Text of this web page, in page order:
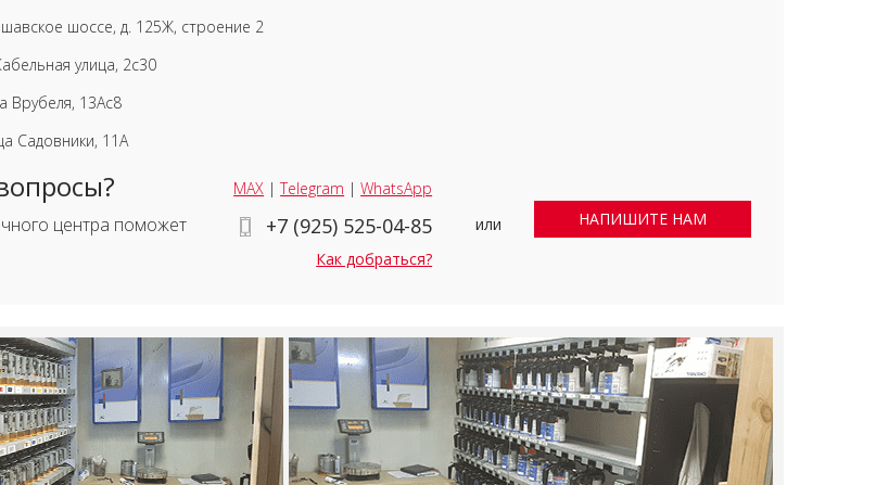
шоссе, д. 125Ж, строение 2
улица, 2с30
Врубеля, 13Ас8
Садовники, 11А
центра поможет
MAX |Telegram |WhatsApp
+7 (925) 525-04-85
Как добраться?
или НАПИШИТЕ НАМ